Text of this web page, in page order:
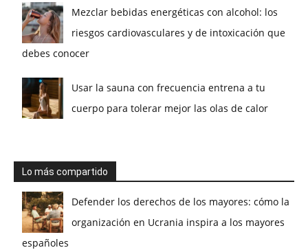
Mezclar bebidas energéticas con alcohol: los
riesgos cardiovasculares y de intoxicación que
debes conocer
Usar la sauna con frecuencia entrena a tu
cuerpo para tolerar mejor las olas de calor
Lo más compartido
Defender los derechos de los mayores: cómo la
organización en Ucrania inspira a los mayores
españoles